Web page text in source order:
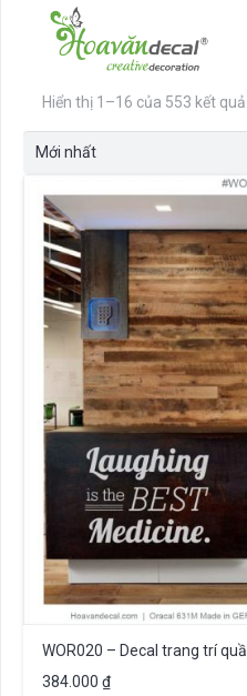
Hiển thị 1–16 của 553 kết quả
WOR020 – Decal trang trí
384.000 ₫